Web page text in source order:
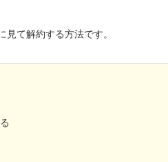
て解約する方法です。